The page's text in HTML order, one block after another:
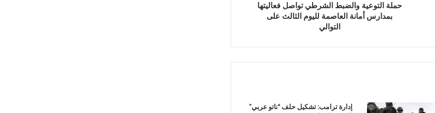
منصات الشحن البحري الدولية: شلل في
الموانئ السعودية
تصدر تقريرا حقوقياً بعنوان “دماء بلا عدالة”
للقوات المسلحة اليمنية ضد تحشيدات العدو
حملة التوعية والضبط الشرطي تواصل فعاليتها
بمدارس أمانة العاصمة لليوم الثالث على
التوالي
إدارة ترامب: تشكيل حلف “ناتو عربي”